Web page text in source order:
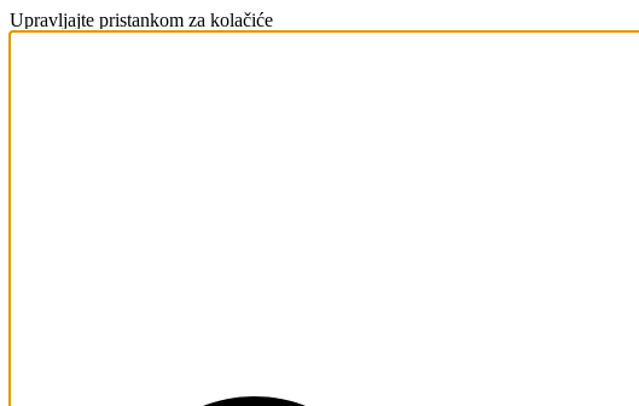
Upravljajte pristankom za kolačiće